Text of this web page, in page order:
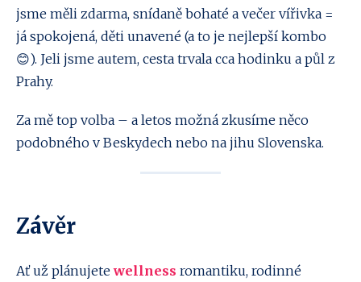
jsme měli zdarma, snídaně bohaté a večer vířivka =
já spokojená, děti unavené (a to je nejlepší kombo
😊). Jeli jsme autem, cesta trvala cca hodinku a půl z
Prahy.
Za mě top volba – a letos možná zkusíme něco
podobného v Beskydech nebo na jihu Slovenska.
Závěr
Ať už plánujetewellness romantiku, rodinné